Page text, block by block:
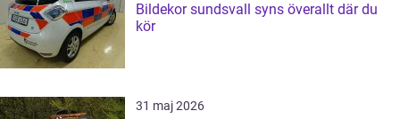
Bildekor sundsvall syns överallt där du
kör
31 maj 2026